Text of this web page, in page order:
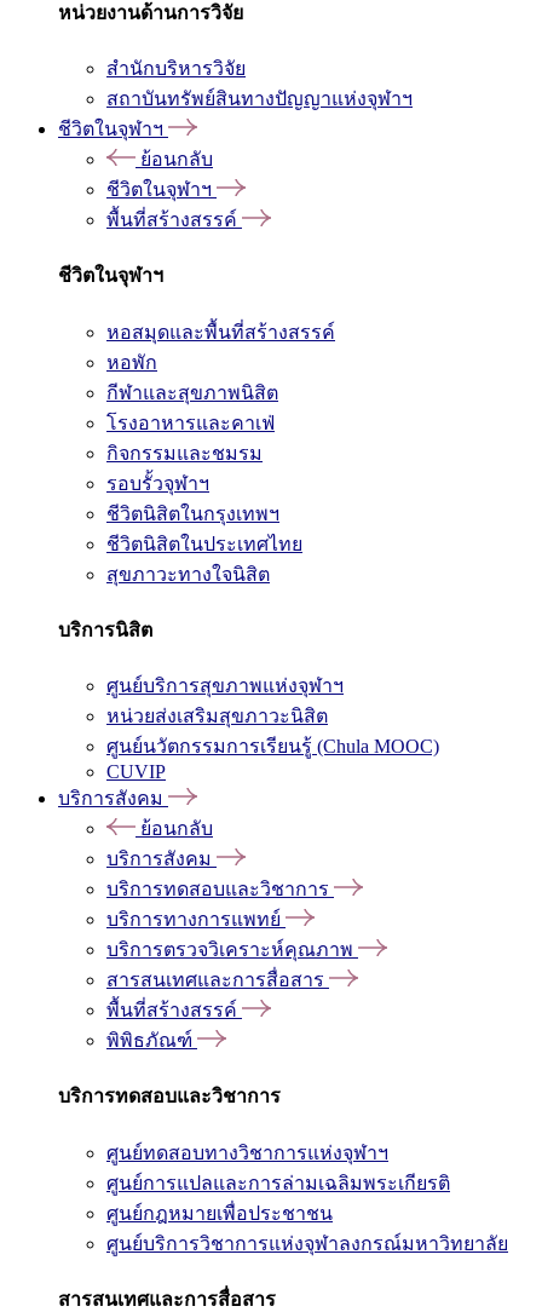
หน่วยงานด้านการวิจัย
สำนักบริหารวิจัย
สถาบันทรัพย์สินทางปัญญาแห่งจุฬาฯ
ชีวิตในจุฬาฯ
ย้อนกลับ
ชีวิตในจุฬาฯ
พื้นที่สร้างสรรค์
ชีวิตในจุฬาฯ
หอสมุดและพื้นที่สร้างสรรค์
หอพัก
กีฬาและสุขภาพนิสิต
โรงอาหารและคาเฟ่
กิจกรรมและชมรม
รอบรั้วจุฬาฯ
ชีวิตนิสิตในกรุงเทพฯ
ชีวิตนิสิตในประเทศไทย
สุขภาวะทางใจนิสิต
บริการนิสิต
ศูนย์บริการสุขภาพแห่งจุฬาฯ
หน่วยส่งเสริมสุขภาวะนิสิต
ศูนย์นวัตกรรมการเรียนรู้ (Chula MOOC)
CUVIP
บริการสังคม
ย้อนกลับ
บริการสังคม
บริการทดสอบและวิชาการ
บริการทางการแพทย์
บริการตรวจวิเคราะห์คุณภาพ
สารสนเทศและการสื่อสาร
พื้นที่สร้างสรรค์
พิพิธภัณฑ์
บริการทดสอบและวิชาการ
ศูนย์ทดสอบทางวิชาการแห่งจุฬาฯ
ศูนย์การแปลและการล่ามเฉลิมพระเกียรติ
ศูนย์กฎหมายเพื่อประชาชน
ศูนย์บริการวิชาการแห่งจุฬาลงกรณ์มหาวิทยาลัย
สารสนเทศและการสื่อสาร